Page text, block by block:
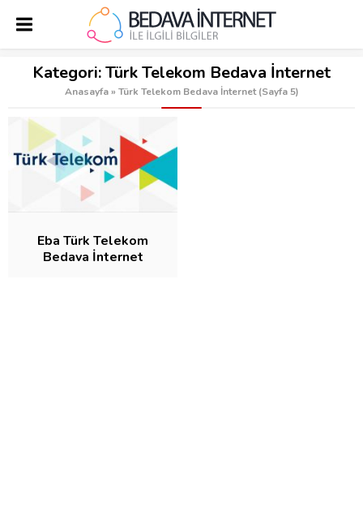
Kategori:Türk Telekom Bedava İnternet
Anasayfa » Türk Telekom Bedava İnternet(Sayfa 5)
Eba Türk Telekom
Bedava İnternet